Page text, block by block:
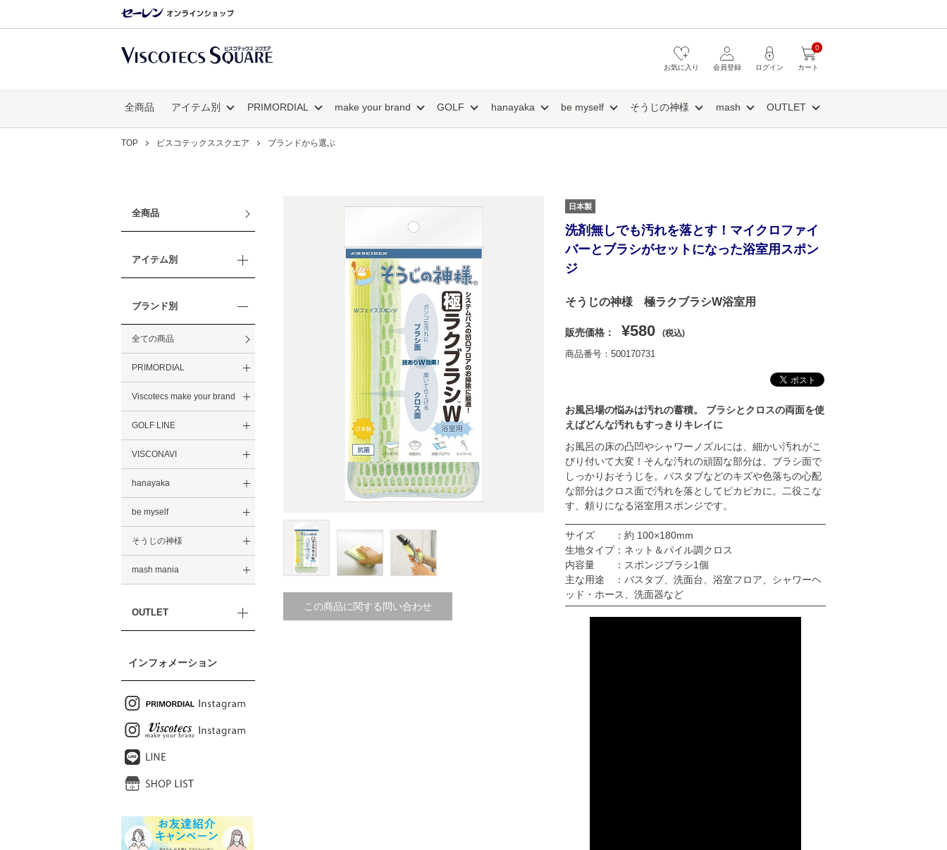
カート
0
ログイン
会員登録
お気に入り
全商品 アイテム別 PRIMORDIAL make your brand GOLF hanayaka be myself そうじの神様 mash OUTLET
TOP ビスコテックススクエア ブランドから選ぶ
全商品
アイテム別
ブランド別
全ての商品
PRIMORDIAL
Viscotecs make your brand
GOLF LINE
VISCONAVI
hanayaka
be myself
そうじの神様
mash mania
OUTLET
インフォメーション
この商品に関する問い合わせ
日本製
洗剤無しでも汚れを落とす！マイクロファイ
バーとブラシがセットになった浴室用スポン
ジ
そうじの神様 極ラクブラシW浴室用
販売価格： ¥580 (税込)
商品番号：500170731
お風呂場の悩みは汚れの蓄積。 ブラシとクロスの両面を使
えばどんな汚れもすっきりキレイに
お風呂の床の凸凹やシャワーノズルには、細かい汚れがこ
びり付いて大変！そんな汚れの頑固な部分は、ブラシ面で
しっかりおそうじを。バスタブなどのキズや色落ちの心配
な部分はクロス面で汚れを落としてピカピカに。二役こな
す、頼りになる浴室用スポンジです。
サイズ ：約 100×180mm
生地タイプ：ネット＆パイル調クロス
内容量 ：スポンジブラシ1個
主な用途 ：バスタブ、洗面台、浴室フロア、シャワーヘ
ッド・ホース、洗面器など